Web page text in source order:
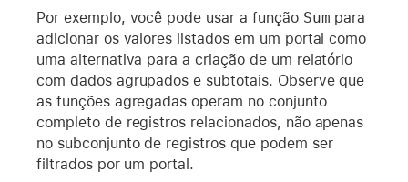
Por exemplo, você pode usar a função Sum para
adicionar os valores listados em um portal como
uma alternativa para a criação de um relatório
com dados agrupados e subtotais. Observe que
as funções agregadas operam no conjunto
completo de registros relacionados, não apenas
no subconjunto de registros que podem ser
filtrados por um portal.